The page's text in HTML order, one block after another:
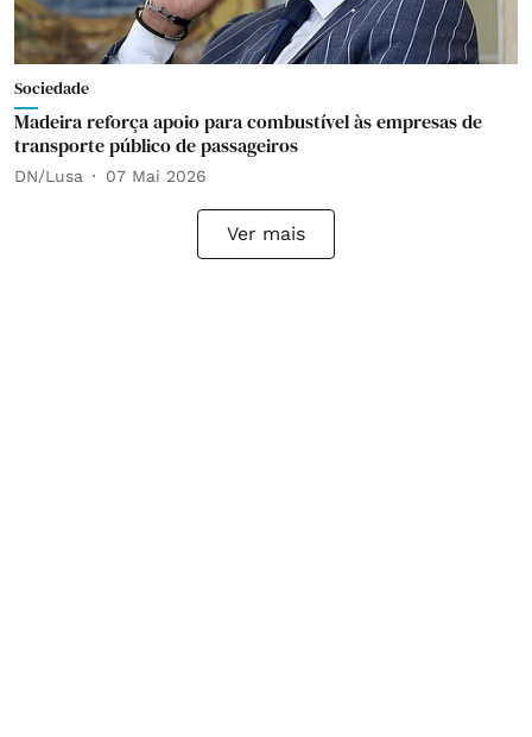
Sociedade
Madeira reforça apoio para combustível às empresas de
transporte público de passageiros
DN/Lusa 07 Mai 2026
Ver mais